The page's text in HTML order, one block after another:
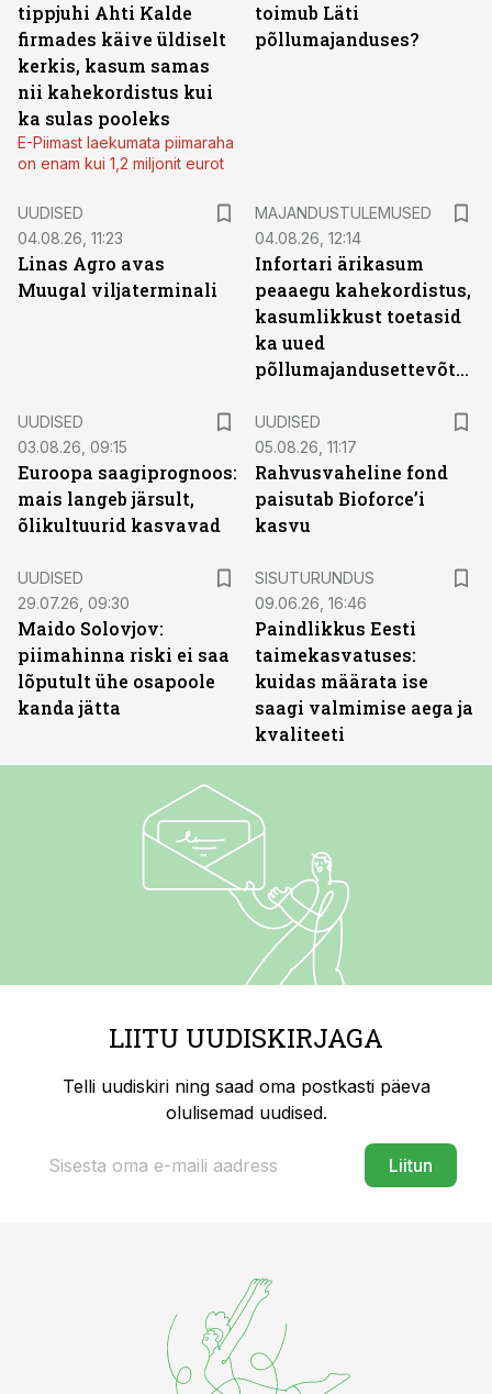
tippjuhi Ahti Kalde
firmades käive üldiselt
kerkis, kasum samas
nii kahekordistus kui
ka sulas pooleks
E-Piimast laekumata piimaraha
on enam kui 1,2 miljonit eurot
toimub Läti
põllumajanduses?
UUDISED
04.08.26, 11:23
Linas Agro avas
Muugal viljaterminali
MAJANDUSTULEMUSED
04.08.26, 12:14
Infortari ärikasum
peaaegu kahekordistus,
kasumlikkust toetasid
ka uued
põllumajandusettevõtted
UUDISED
03.08.26, 09:15
Euroopa saagiprognoos:
mais langeb järsult,
õlikultuurid kasvavad
UUDISED
05.08.26, 11:17
Rahvusvaheline fond
paisutab Bioforce’i
kasvu
UUDISED
29.07.26, 09:30
Maido Solovjov:
piimahinna riski ei saa
lõputult ühe osapoole
kanda jätta
SISUTURUNDUS
09.06.26, 16:46
Paindlikkus Eesti
taimekasvatuses:
kuidas määrata ise
saagi valmimise aega ja
kvaliteeti
LIITU UUDISKIRJAGA
Telli uudiskiri ning saad oma postkasti päeva
olulisemad uudised.
Liitun